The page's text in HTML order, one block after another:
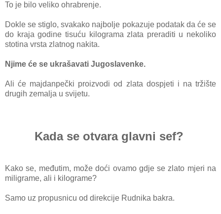
To je bilo veliko ohrabrenje.
Dokle se stiglo, svakako najbolje pokazuje podatak da će se
do kraja godine tisuću kilograma zlata preraditi u nekoliko
stotina vrsta zlatnog nakita.
Njime će se ukrašavati Jugoslavenke.
Ali će majdanpečki proizvodi od zlata dospjeti i na tržište
drugih zemalja u svijetu.
Kada se otvara glavni sef?
Kako se, međutim, može doći ovamo gdje se zlato mjeri na
miligrame, ali i kilograme?
Samo uz propusnicu od direkcije Rudnika bakra.